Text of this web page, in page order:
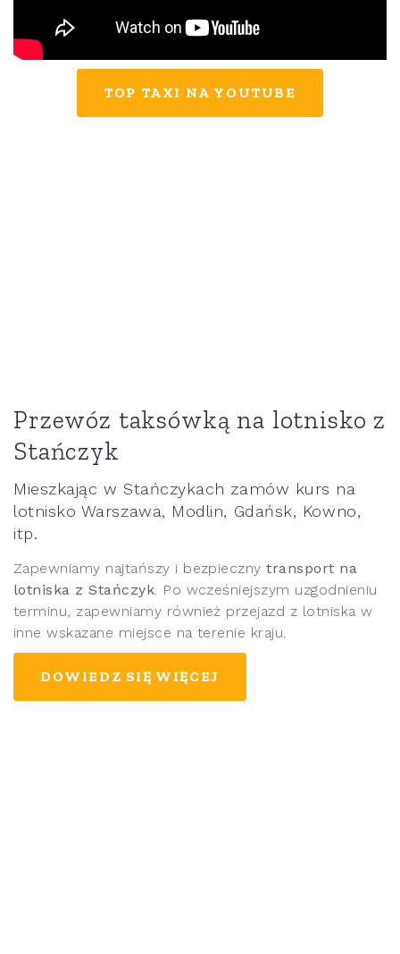
TOP TAXI NA YOUTUBE
Przewóz taksówką na lotnisko z
Stańczyk
Mieszkając w Stańczykach zamów kurs na
lotnisko Warszawa, Modlin, Gdańsk, Kowno,
itp.
Zapewniamy najtańszy i bezpiecznytransport na
lotniska z Stańczyk . Po wcześniejszym uzgodnieniu
terminu, zapewniamy również przejazd z lotniska w
inne wskazane miejsce na terenie kraju.
DOWIEDZ SIĘ WIĘCEJ